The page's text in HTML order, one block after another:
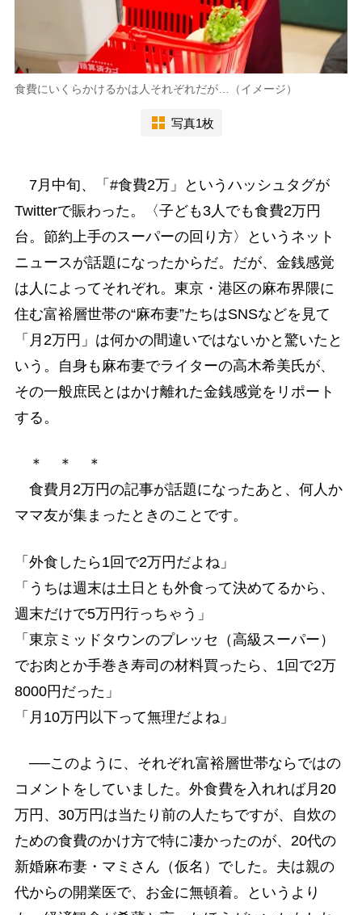
食費にいくらかけるかは人それぞれだが…（イメージ）
写真1枚
7月中旬、「#食費2万」というハッシュタグが
Twitterで賑わった。〈子ども3人でも食費2万円
台。節約上手のスーパーの回り方〉というネット
ニュースが話題になったからだ。だが、金銭感覚
は人によってそれぞれ。東京・港区の麻布界隈に
住む富裕層世帯の“麻布妻”たちはSNSなどを見て
「月2万円」は何かの間違いではないかと驚いたと
いう。自身も麻布妻でライターの高木希美氏が、
その一般庶民とはかけ離れた金銭感覚をリポート
する。
＊ ＊ ＊
食費月2万円の記事が話題になったあと、何人か
ママ友が集まったときのことです。
「外食したら1回で2万円だよね」
「うちは週末は土日とも外食って決めてるから、
週末だけで5万円行っちゃう」
「東京ミッドタウンのプレッセ（高級スーパー）
でお肉とか手巻き寿司の材料買ったら、1回で2万
8000円だった」
「月10万円以下って無理だよね」
──このように、それぞれ富裕層世帯ならではの
コメントをしていました。外食費を入れれば月20
万円、30万円は当たり前の人たちですが、自炊の
ための食費のかけ方で特に凄かったのが、20代の
新婚麻布妻・マミさん（仮名）でした。夫は親の
代からの開業医で、お金に無頓着。というより